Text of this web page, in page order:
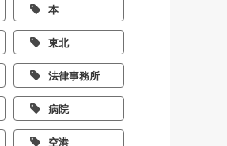
本
東北
法律事務所
病院
空港